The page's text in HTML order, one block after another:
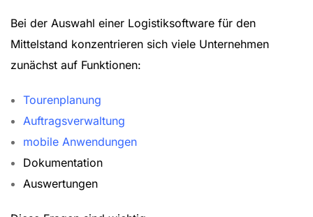
Bei der Auswahl einer Logistiksoftware für den
Mittelstand konzentrieren sich viele Unternehmen
zunächst auf Funktionen:
Tourenplanung
Auftragsverwaltung
mobile Anwendungen
Dokumentation
Auswertungen